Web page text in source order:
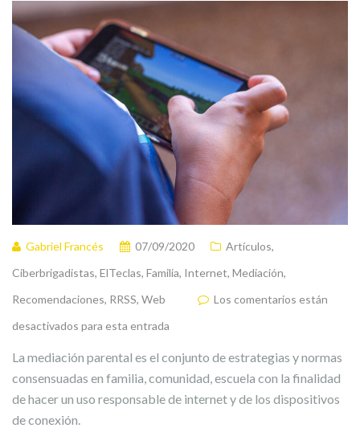
Gabriel Francés 07/09/2020 Artículos,
Ciberbrigadistas, ElTeclas, Familia, Internet, Mediación,
Recomendaciones, RRSS, Web
Los comentarios están
desactivados para esta entrada
La mediación parental es el conjunto de estrategias y normas
consensuadas en familia, comunidad, escuela con la finalidad
de hacer un uso responsable de internet y de los dispositivos
de conexión.